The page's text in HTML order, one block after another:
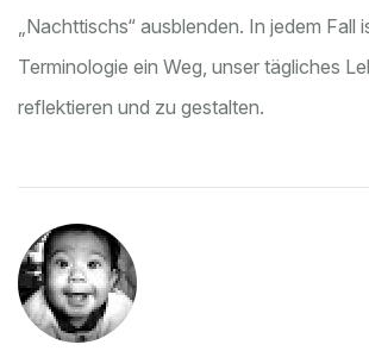
„Nachttischs“ ausblenden. In jedem Fall
Terminologie ein Weg, unser tägliches
reflektieren und zu gestalten.